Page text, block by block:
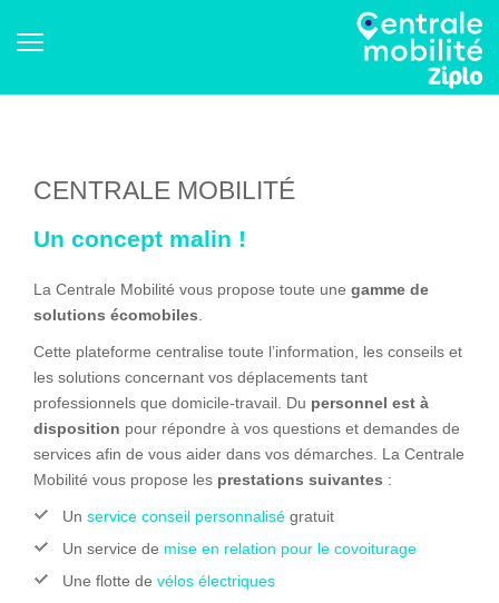
CENTRALE MOBILITÉ
Un concept malin !
La Centrale Mobilité vous propose toute une gamme de
solutions écomobiles
Cette plateforme centralise toute l’information, les conseils et
les solutions concernant vos déplacements tant
professionnels que domicile-travail. Du personnel est à
disposition pour répondre à vos questions et demandes de
services afin de vous aider dans vos démarches. La Centrale
Mobilité vous propose les prestations suivantes :
Un service conseil personnalisé gratuit
Un service de mise en relation pour le covoiturage
Une flotte de vélos électriques